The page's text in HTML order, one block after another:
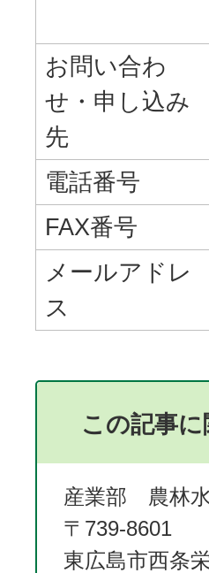
お問い合わ
せ・申し込み
先
電話番号
FAX番号
メールアドレ
ス
この記事
産業部 農林
〒739-8601
東広島市西条